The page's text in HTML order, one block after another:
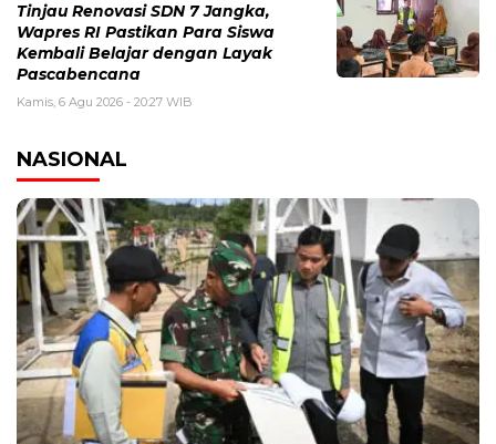
Tinjau Renovasi SDN 7 Jangka,
Wapres RI Pastikan Para Siswa
Kembali Belajar dengan Layak
Pascabencana
Kamis, 6 Agu 2026 - 20:27 WIB
NASIONAL